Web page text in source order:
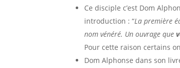
Ce disciple c’est Dom
introduction : “La première
nom vénéré. Un ouvrage que
Pour cette raison certains
Dom Alphonse dans son